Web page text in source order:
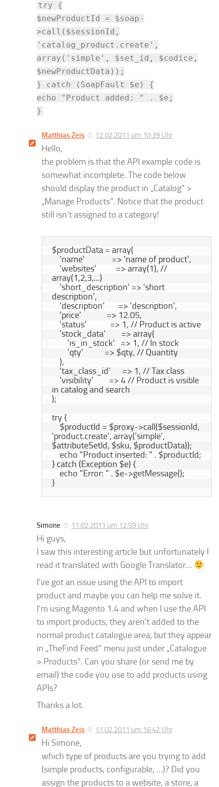
try {
$newProductId = $soap-
>call($sessionId,
'catalog_product.create',
array('simple', $set_id, $codice,
$newProductData));
} catch (SoapFault $e) {
echo "Product added: " . $e;
}
Matthias Zeis 12.02.2011 um 10:39 Uhr
Hello,
the problem is that the API example code is
somewhat incomplete. The code below
should display the product in „Catalog“ >
„Manage Products“. Notice that the product
still isn’t assigned to a category!
$productData = array(
array(1,2,3,...)
description',
in catalog and search
);
try {
'product.create', array('simple',
$attributeSetId, $sku, $productData));
} catch (Exception $e) {
}
Simone 11.02.2011 um 12:59 Uhr
Hi guys,
I saw this interesting article but unfortunately I
read it translated with Google Translator…
I’ve got an issue using the API to import
product and maybe you can help me solve it.
I’m using Magento 1.4 and when I use the API
to import products, they aren’t added to the
normal product catalogue area, but they appear
in „TheFind Feed“ menu just under „Catalogue
> Products“. Can you share (or send me by
email) the code you use to add products using
APIs?
Thanks a lot.
Matthias Zeis 11.02.2011 um 16:42 Uhr
Hi Simone,
which type of products are you trying to add
(simple products, configurable, …)? Did you
assign the products to a website, a store, a